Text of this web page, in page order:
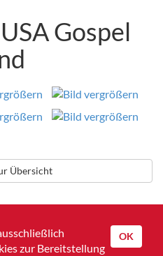
Gospel
Übersicht
OK
zur Bereitstellung